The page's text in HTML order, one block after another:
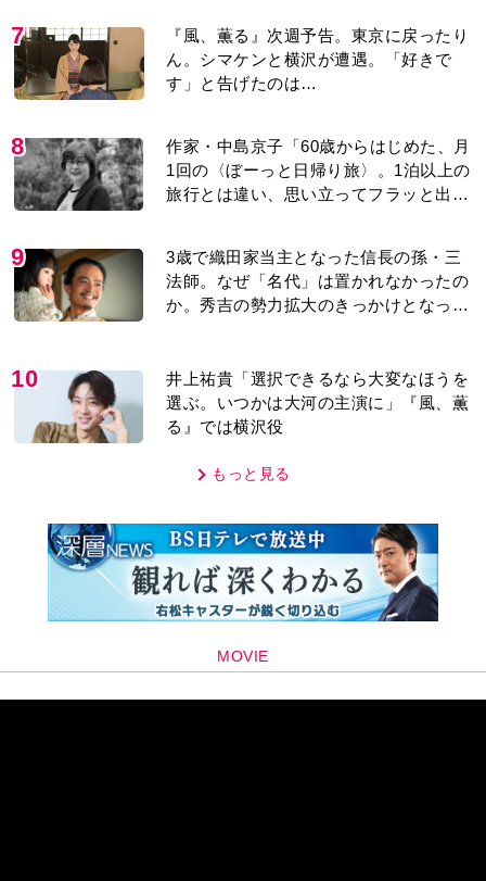
7
『風、薫る』次週予告。東京に戻ったり
ん。シマケンと横沢が遭遇。「好きで
す」と告げたのは…
8
作家・中島京子「60歳からはじめた、月
1回の〈ぼーっと日帰り旅〉。1泊以上の
旅行とは違い、思い立ってフラッと出か
9
3歳で織田家当主となった信長の孫・三
法師。なぜ「名代」は置かれなかったの
か。秀吉の勢力拡大のきっかけとなった
10
井上祐貴「選択できるなら大変なほうを
選ぶ。いつかは大河の主演に」『風、薫
る』では横沢役
もっと見る
MOVIE